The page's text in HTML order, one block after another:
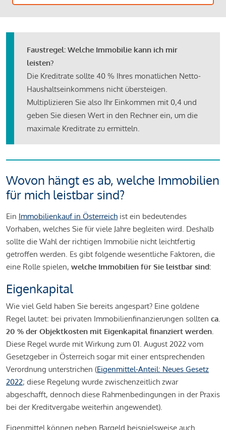
Faustregel: Welche Immobilie kann ich mir
leisten?
Die Kreditrate sollte 40 % Ihres monatlichen Netto-
Haushaltseinkommens nicht übersteigen.
Multiplizieren Sie also Ihr Einkommen mit 0,4 und
geben Sie diesen Wert in den Rechner ein, um die
maximale Kreditrate zu ermitteln.
Wovon hängt es ab, welche Immobilien
für mich leistbar sind?
Ein Immobilienkauf in Österreich ist ein bedeutendes
Vorhaben, welches Sie für viele Jahre begleiten wird. Deshalb
sollte die Wahl der richtigen Immobilie nicht leichtfertig
getroffen werden. Es gibt folgende wesentliche Faktoren, die
eine Rolle spielen, welche Immobilien für Sie leistbar sind:
Eigenkapital
Wie viel Geld haben Sie bereits angespart? Eine goldene
Regel lautet: bei privaten Immobilienfinanzierungen sollten ca.
20 % der Objektkosten mit Eigenkapital finanziert werden.
Diese Regel wurde mit Wirkung zum 01. August 2022 vom
Gesetzgeber in Österreich sogar mit einer entsprechenden
Verordnung unterstrichen (Eigenmittel-Anteil: Neues Gesetz
2022; diese Regelung wurde zwischenzeitlich zwar
abgeschafft, dennoch diese Rahmenbedingungen in der Praxis
bei der Kreditvergabe weiterhin angewendet).
Eigenmittel können neben Bargeld beispielsweise auch